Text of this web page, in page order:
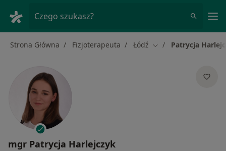
Czego szukasz?
Strona Główna Fizjoterapeuta Łódź Zmień miasto
Patrycja
mgr Patrycja Harlejczyk